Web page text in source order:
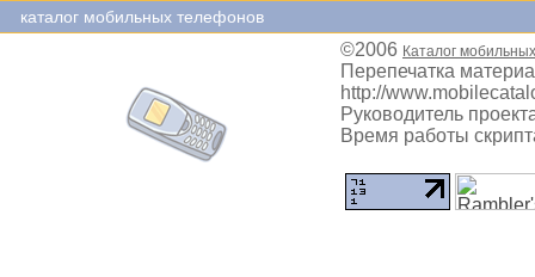
каталог мобильных телефонов
©2006 Каталог
Перепечатка
http://
Руководитель
Время работы